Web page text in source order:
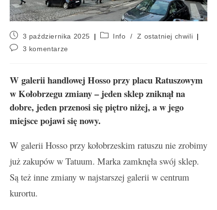
3 października 2025 Info /
Z ostatniej chwili
3 komentarze
W galerii handlowej Hosso przy placu Ratuszowym
w Kołobrzegu zmiany – jeden sklep zniknął na
dobre, jeden przenosi się piętro niżej, a w jego
miejsce pojawi się nowy.
W galerii Hosso przy kołobrzeskim ratuszu nie zrobimy
już zakupów w Tatuum. Marka zamknęła swój sklep.
Są też inne zmiany w najstarszej galerii w centrum
kurortu.